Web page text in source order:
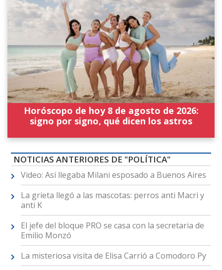
Horóscopo de hoy 8 de agosto de 2026:
signo por signo, qué dicen los astros
NOTICIAS ANTERIORES DE "POLÍTICA"
Video: Así llegaba Milani esposado a Buenos Aires
La grieta llegó a las mascotas: perros anti Macri y
anti K
El jefe del bloque PRO se casa con la secretaria de
Emilio Monzó
La misteriosa visita de Elisa Carrió a Comodoro Py